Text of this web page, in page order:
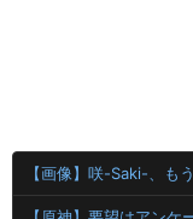
【画像】咲-Saki-、も